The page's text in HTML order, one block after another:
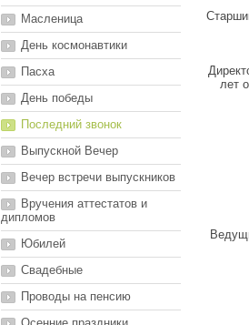
Масленица
День космонавтики
Пасха
День победы
Последний звонок
Выпускной Вечер
Вечер встречи выпускников
Вручения аттестатов и
дипломов
Юбилей
Свадебные
Проводы на пенсию
лет